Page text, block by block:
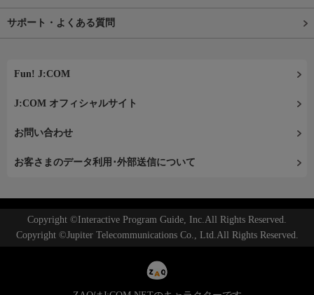
サポート・よくある質問
Fun! J:COM
J:COM オフィシャルサイト
お問い合わせ
お客さまのデータ利用･外部送信について
Copyright ©Interactive Program Guide, Inc.All Rights Reserved.
Copyright ©Jupiter Telecommunications Co., Ltd.All Rights Reserved.